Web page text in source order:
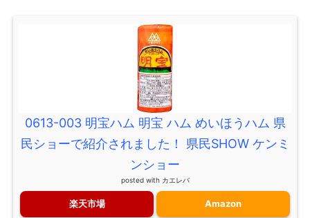
0613-003 明宝ハム 明宝 ハム めいほうハム 県
民ショーで紹介されました！ 県民SHOW ケンミ
ンショー
posted with カエレバ
楽天市場 Amazon